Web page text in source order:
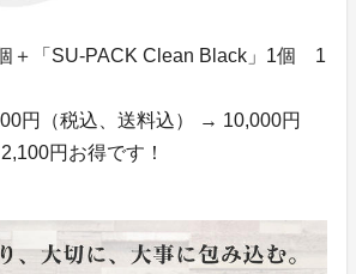
＋「SU-PACK Clean Black」1個 1
円（税込、送料込） → 10,000円
円お得です！